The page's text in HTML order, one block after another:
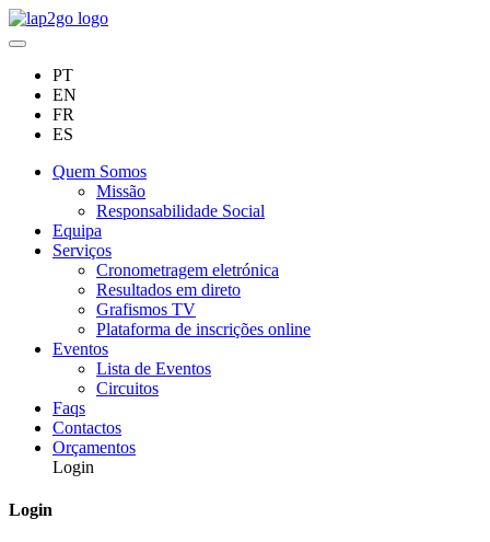
PT
EN
FR
ES
Quem Somos
Missão
Responsabilidade Social
Equipa
Serviços
Cronometragem eletrónica
Resultados em direto
Grafismos TV
Plataforma de inscrições online
Eventos
Lista de Eventos
Circuitos
Faqs
Contactos
Orçamentos
Login
Login